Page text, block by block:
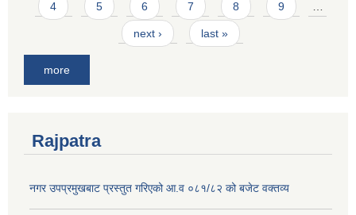
4 5 6 7 8 9
next › last »
more
Rajpatra
नगर उपप्रमुखबाट प्रस्तुत गरिएको आ.व ०८१/८२ को बजेट वक्तव्य